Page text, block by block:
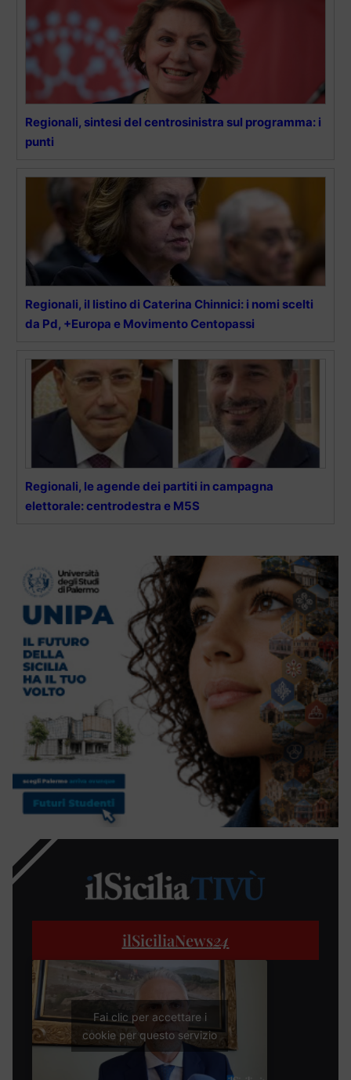
Regionali, sintesi del centrosinistra sul programma: i
punti
Regionali, il listino di Caterina Chinnici: i nomi scelti
da Pd, +Europa e Movimento Centopassi
Regionali, le agende dei partiti in campagna
elettorale: centrodestra e M5S
ilSiciliaNews24
Fai clic per accettare i
cookie per questo servizio